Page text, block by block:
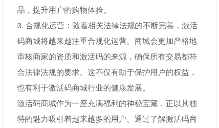
品，提升用户的购物体验。
3. 合规化运营：随着相关法律法规的不断完善，激活
码商城将越来越注重合规化运营。商城会更加严格地
审核商家的资质和激活码的来源，确保所有交易都符
合法律法规的要求。这不仅有助于保护用户的权益，
也有利于激活码商城行业的健康发展。
激活码商城作为一座充满福利的神秘宝藏，正以其独
特的魅力吸引着越来越多的用户。通过了解激活码商